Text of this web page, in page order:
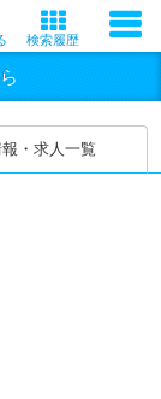
検索履歴
・求人一覧